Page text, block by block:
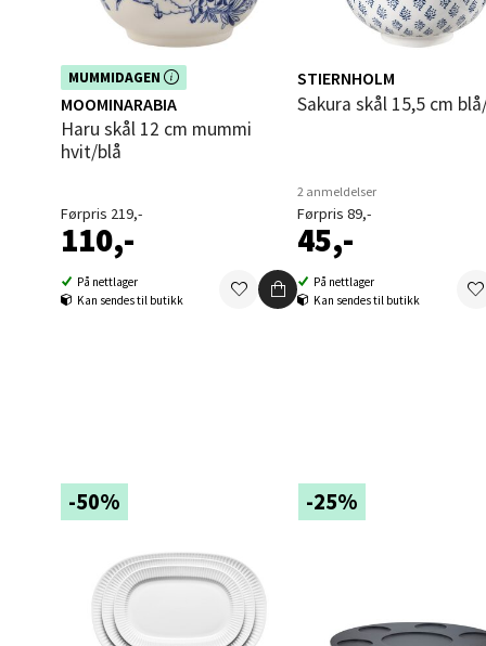
MUMMIDAGEN
Dette produktet er inkludert i vår
kampanje. Benytt deg av rabatten i
dag!
MOOMINARABIA
Haru skål 12 cm mummi
hvit/blå
Førpris 219,-
110,-
På nettlager
Kan sendes til butikk
STIERNHOLM
Sakura skål 15,5 cm
2 anmeldelser
Førpris 89,-
45,-
På nettlager
Kan sendes til butikk
-50% -25%
Åpent i
Folke
0 i
Thon
Åpent i